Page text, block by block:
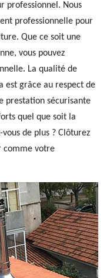
professionnel. Nous
professionnelle pour
Que ce soit une
vous pouvez
La qualité de
est grâce au respect de
prestation sécurisante
quel que soit la
de plus ? Clôturez
comme votre